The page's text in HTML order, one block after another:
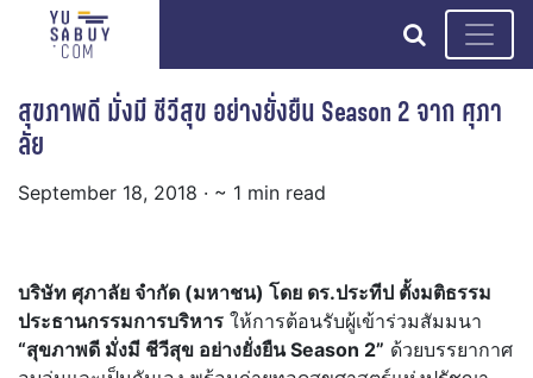
search
สุขภาพดี มั่งมี ชีวีสุข อย่างยั่งยืน Season 2 จาก ศุภา
ลัย
September 18, 2018 · ~ 1 min read
บริษัท ศุภาลัย จำกัด (มหาชน) โดย ดร.ประทีป ตั้งมติธรรม
ประธานกรรมการบริหาร ให้การต้อนรับผู้เข้าร่วมสัมมนา
“สุขภาพดี มั่งมี ชีวีสุข อย่างยั่งยืน Season 2” ด้วยบรรยากาศ